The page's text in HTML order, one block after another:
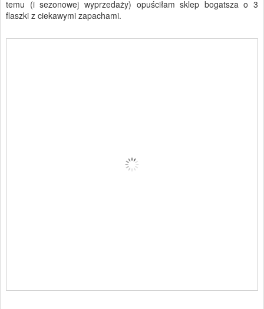
temu (i sezonowej wyprzedaży) opuściłam sklep bogatsza o 3
flaszki z ciekawymi zapachami.